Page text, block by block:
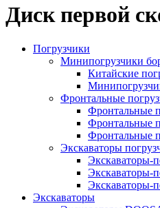
Диск первой
Погрузчики
Минипогрузчики
Китайские
Фронтальные
Фронтальные
Фронтальные
Фронтальные
Экскаваторы
Экскаваторы-
Экскаваторы-
Экскаваторы-
Экскаваторы